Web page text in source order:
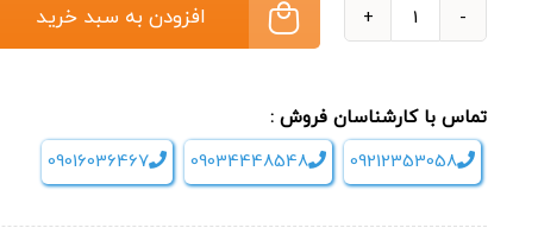
Xfitrig
عدد
تماس با کارشناسان فروش :
09212353058
09034448548
09016036467